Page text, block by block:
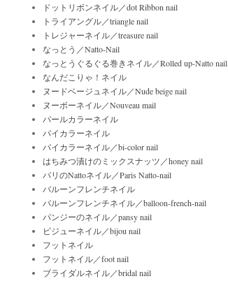
ドットリボンネイル／dot Ribbon nail
トライアングル／triangle nail
トレジャーネイル／treasure nail
なっとう／Natto-Nail
なっとうぐるぐる巻きネイル／Rolled up-Natto nail
なんだこりゃ！ネイル
ヌードベージュネイル／Nude beige nail
ヌーボーネイル／Nouveau mail
パールカラーネイル
バイカラーネイル
バイカラーネイル／bi-color nail
はちみつ漬けのミックスナッツ／honey nail
パリのNattoネイル／Paris Natto-nail
バルーンフレンチネイル
バルーンフレンチネイル／balloon-french-nail
パンジーのネイル／pansy nail
ビジューネイル／bijou nail
フットネイル
フットネイル／foot nail
ブライダルネイル／bridal nail